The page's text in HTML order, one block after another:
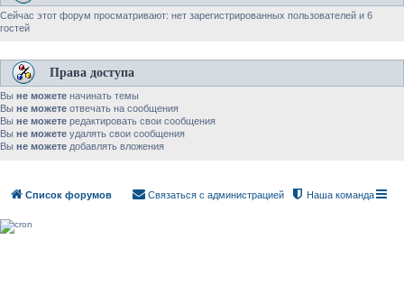
Сейчас этот форум просматривают: нет зарегистрированных пользователей и 6
гостей
Права доступа
Вы не можете начинать темы
Вы не можете отвечать на сообщения
Вы не можете редактировать свои сообщения
Вы не можете удалять свои сообщения
Вы не можете добавлять вложения
Список форумов Наша команда
Связаться с администрацией